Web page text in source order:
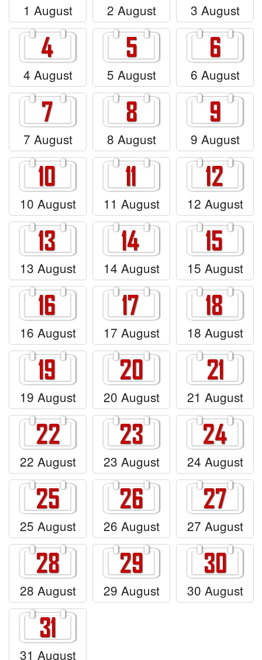
Felicitari muzicale personalizate
Felicitari animate
Invitatii personalizate
Conecteaza-te
1 August 2 August 3 August
4 August 5 August 6 August
7 August 8 August 9 August
10 August 11 August 12 August
13 August 14 August 15 August
16 August 17 August 18 August
19 August 20 August 21 August
22 August 23 August 24 August
25 August 26 August 27 August
28 August 29 August 30 August
31 August